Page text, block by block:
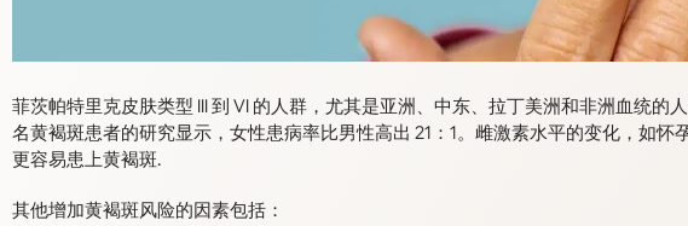
菲茨帕特里克皮肤类型 III 到 VI 的人群，尤其是亚洲、中东、拉丁美洲和非洲血统的
名黄褐斑患者的研究显示，女性患病率比男性高出 21：1。雌激素水平的变化，如
更容易患上黄褐斑.
其他增加黄褐斑风险的因素包括：